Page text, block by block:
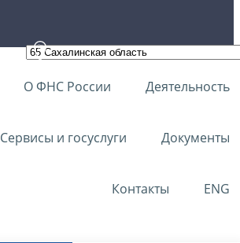
О ФНС России Деятельность
Сервисы и госуслуги Документы
Контакты ENG